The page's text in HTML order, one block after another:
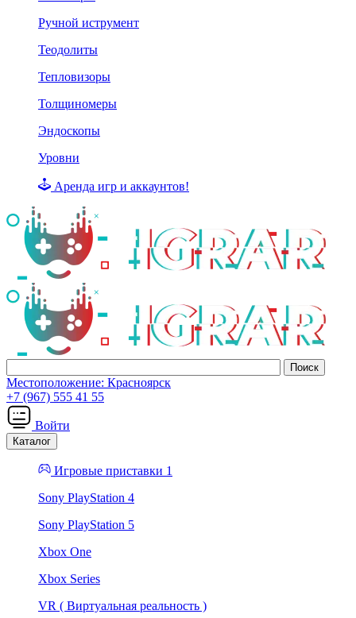
Ручной иструмент
Теодолиты
Тепловизоры
Толщиномеры
Эндоскопы
Уровни
Аренда игр и аккаунтов!
Местоположение: Красноярск
+7 (967) 555 41 55
Войти
Каталог
Игровые приставки 1
Sony PlayStation 4
Sony PlayStation 5
Xbox One
Xbox Series
VR ( Виртуальная реальность )